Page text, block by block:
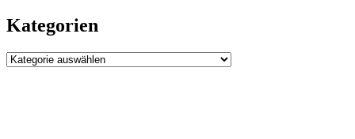
Kategorien
Kategorien